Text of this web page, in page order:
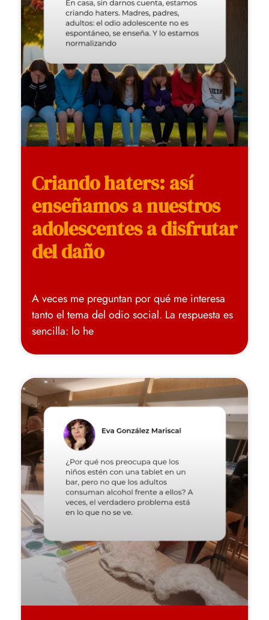
Criando haters: así
enseñamos a nuestros
adolescentes a disfrutar
del daño
A veces me preguntan por qué me interesa
tanto el tema del odio social. La respuesta es
sencilla: lo he